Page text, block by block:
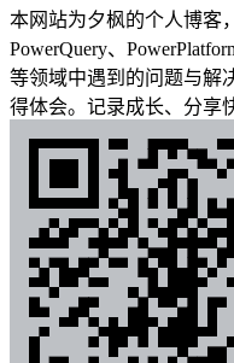
本网站为夕枫的个人博客
PowerQuery、
等领域中遇到的问题与解
得体会。记录成长、分享